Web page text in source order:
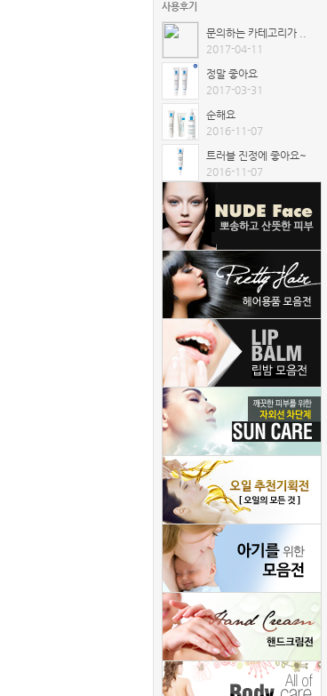
사용후기
문의하는 카테고리가 ..
2017-04-11
정말 좋아요
2017-03-31
순해요
2016-11-07
트러블 진정에 좋아요~
2016-11-07
자극적이지 않아요
2016-11-07
2016-11-07
맛있어요
2016-07-31
잘 받았는데 배송지연..
2017-12-26
2017-10-30
오일 줄줄 세고,,,12도..
2017-04-28
문의하는 카테고리가 ..
2017-04-11
정말 좋아요
2017-03-31
순해요
2016-11-07
트러블 진정에 좋아요~
2016-11-07
자극적이지 않아요
2016-11-07
아주 좋아요
2016-11-07
맛있어요
2016-07-31